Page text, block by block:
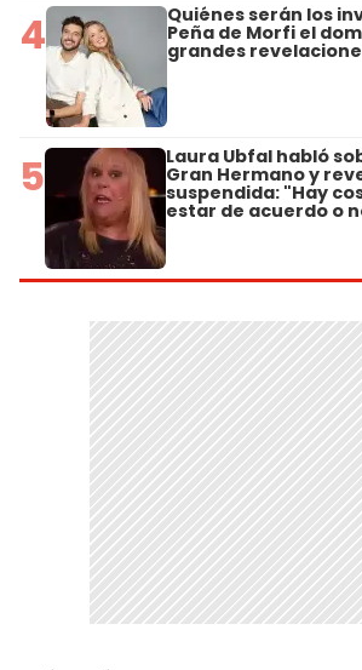
4 Quiénes serán los
Peña de Morfi el
grandes
5 Laura Ubfal habló
Gran Hermano y
suspendida: "Hay
estar de acuerdo o